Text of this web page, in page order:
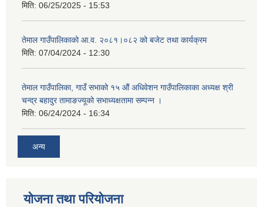
मिति: 06/25/2025 - 15:53
तेमाल गाउँपालिकाको आ.व. २०८१।०८२ को बजेट तथा कार्यक्रम
मिति: 07/04/2024 - 12:30
तेमाल गाउँपालिका, गाउँ सभाको १५ औं अधिवेशन गाउँपालिकाका अध्यक्ष श्री
चन्द्र बहादुर तामाङज्यूको सभाध्यक्षतामा सम्पन्न ।
मिति: 06/24/2024 - 16:34
अन्य
योजना तथा परियोजना